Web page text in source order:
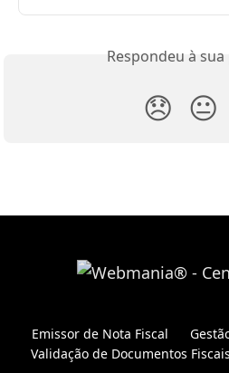
Respondeu à
😞 😐
Emissor de Nota Fiscal
Validação de Documentos